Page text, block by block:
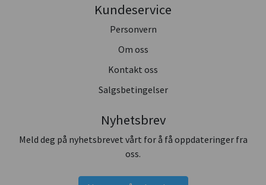
Kundeservice
Personvern
Om oss
Kontakt oss
Salgsbetingelser
Nyhetsbrev
Meld deg på nyhetsbrevet vårt for å få oppdateringer fra
oss.